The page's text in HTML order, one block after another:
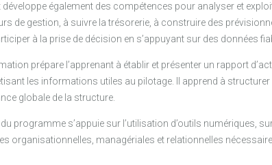
développe également des compétences pour analyser et
de gestion, à suivre la trésorerie, à construire des
à la prise de décision en s’appuyant sur des données
prépare l’apprenant à établir et présenter un rapport
les informations utiles au pilotage. Il apprend à
globale de la structure.
du programme s’appuie sur l’utilisation d’outils numériques,
organisationnelles, managériales et relationnelles